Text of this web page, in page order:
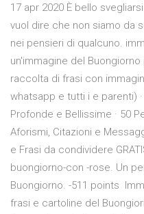
17 apr 2020 È bello
vuol dire che non siamo da
nei pensieri di qualcuno.
un'immagine del
raccolta di frasi con
whatsapp e tutti i e parenti)
Profonde e Bellissime · 50
Aforismi, Citazioni e
e Frasi da condividere
buongiorno-con -rose. Un
Buongiorno. -511 points
frasi e cartoline del